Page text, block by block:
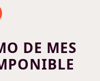
DE MES